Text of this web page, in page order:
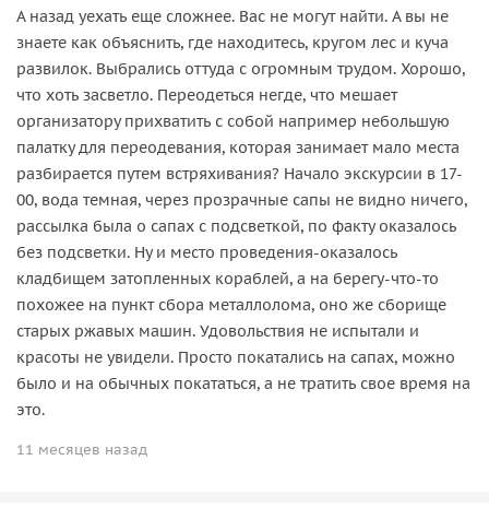
А назад уехать еще сложнее. Вас не могут найти. А вы не
знаете как объяснить, где находитесь, кругом лес и куча
развилок. Выбрались оттуда с огромным трудом. Хорошо,
что хоть засветло. Переодеться негде, что мешает
организатору прихватить с собой например небольшую
палатку для переодевания, которая занимает мало места
разбирается путем встряхивания? Начало экскурсии в 17-
00, вода темная, через прозрачные сапы не видно ничего,
рассылка была о сапах с подсветкой, по факту оказалось
без подсветки. Ну и место проведения-оказалось
кладбищем затопленных кораблей, а на берегу-что-то
похожее на пункт сбора металлолома, оно же сборище
старых ржавых машин. Удовольствия не испытали и
красоты не увидели. Просто покатались на сапах, можно
было и на обычных покататься, а не тратить свое время на
это.
11 месяцев назад